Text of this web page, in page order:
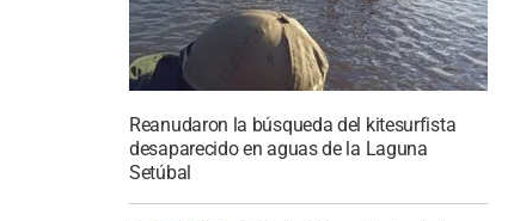
Reanudaron la búsqueda del kitesurfista
desaparecido en aguas de la Laguna
Setúbal